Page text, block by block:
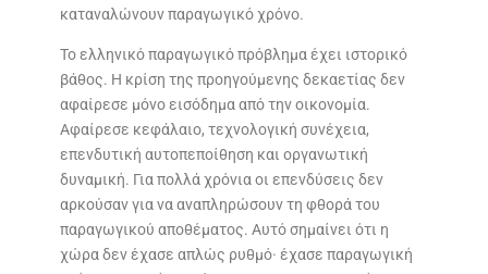
καταναλώνουν παραγωγικό χρόνο.
Το ελληνικό παραγωγικό πρόβλημα έχει ιστορικό
βάθος. Η κρίση της προηγούμενης δεκαετίας δεν
αφαίρεσε μόνο εισόδημα από την οικονομία.
Αφαίρεσε κεφάλαιο, τεχνολογική συνέχεια,
επενδυτική αυτοπεποίθηση και οργανωτική
δυναμική. Για πολλά χρόνια οι επενδύσεις δεν
αρκούσαν για να αναπληρώσουν τη φθορά του
παραγωγικού αποθέματος. Αυτό σημαίνει ότι η
χώρα δεν έχασε απλώς ρυθμό· έχασε παραγωγική